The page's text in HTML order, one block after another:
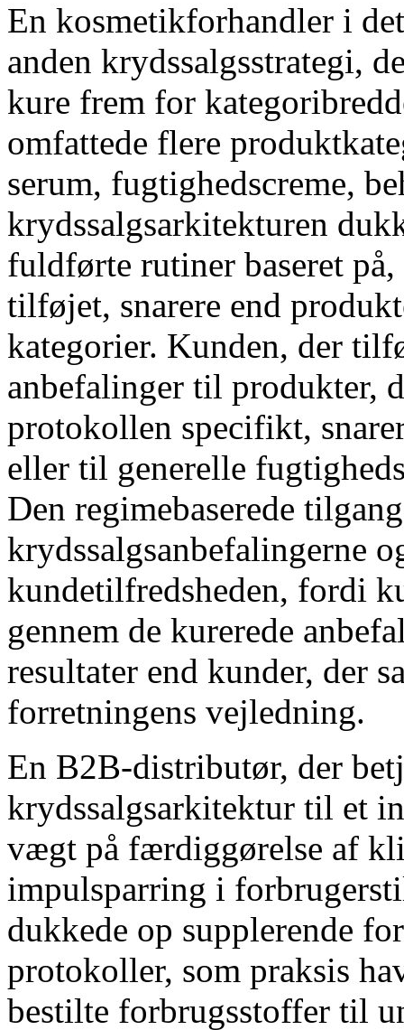
En kosmetikforhandler i
anden krydssalgsstrategi,
kure frem for
omfattede flere
serum, fugtighedscreme,
krydssalgsarkitekturen
fuldførte rutiner baseret
tilføjet, snarere end
kategorier. Kunden, der
anbefalinger til produkter,
protokollen specifikt,
eller til generelle
Den regimebaserede
krydssalgsanbefalingerne
kundetilfredsheden, fordi
gennem de kurerede
resultater end kunder, der
forretningens vejledning.
En B2B-distributør, der
krydssalgsarkitektur til et
vægt på færdiggørelse af
impulsparring i
dukkede op supplerende
protokoller, som praksis
bestilte forbrugsstoffer til